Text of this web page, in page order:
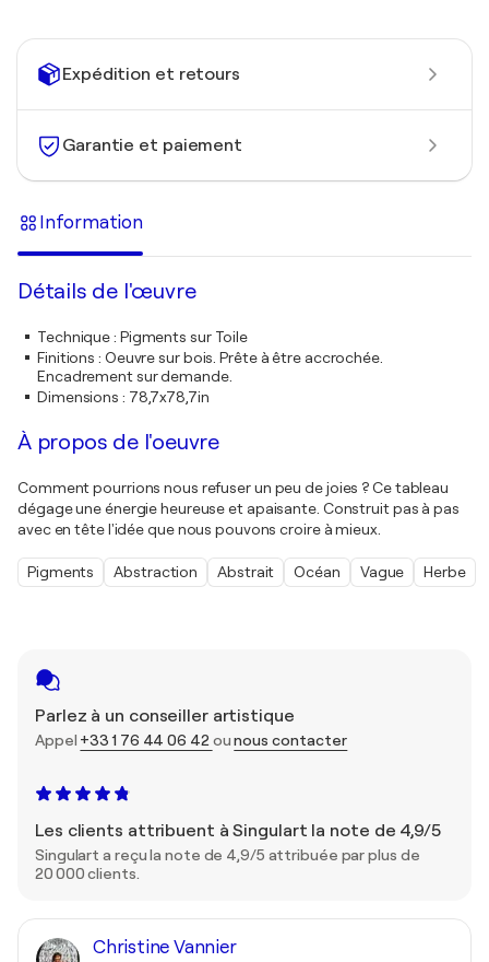
Expédition et retours
Garantie et paiement
Parlez à un conseiller artistique
Appel +33 1 76 44 06 42 ounous contacter
Les clients attribuent à Singulart la note de 4,9/5
Singulart a reçu la note de 4,9/5 attribuée par plus de
20 000 clients.
Christine Vannier
Information
Détails de l'œuvre
Technique: Pigments sur Toile
Finitions : Oeuvre sur bois. Prête à être accrochée.
Encadrement sur demande.
Dimensions : 78,7x78,7in
À propos de l'oeuvre
Comment pourrions nous refuser un peu de joies ? Ce tableau
dégage une énergie heureuse et apaisante. Construit pas à pas
avec en tête l'idée que nous pouvons croire à mieux.
Pigments Abstraction Abstrait Océan Vague Herbe